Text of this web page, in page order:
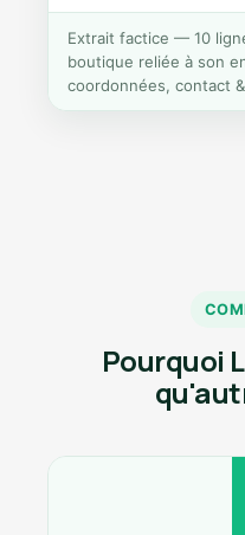
Extrait factice — 10
boutique reliée à son
coordonnées, contact
Pourquoi